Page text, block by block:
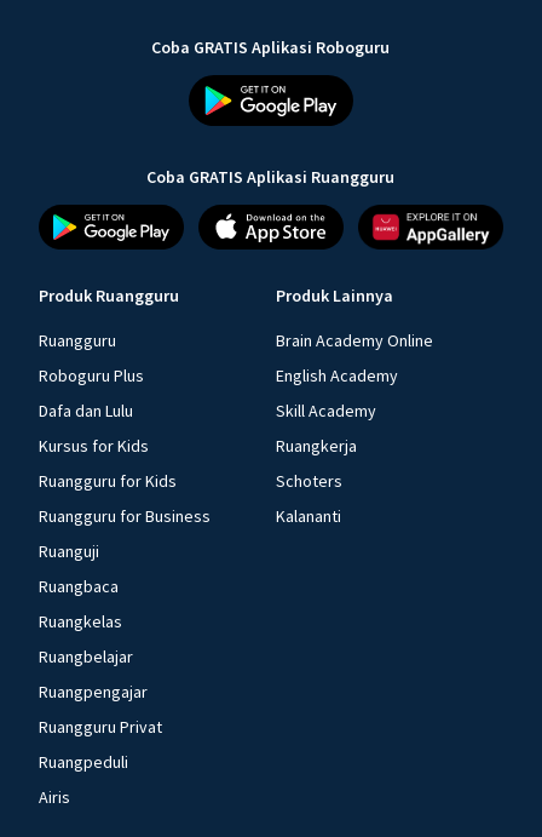
Coba GRATIS Aplikasi Roboguru
Coba GRATIS Aplikasi Ruangguru
Produk Ruangguru
Ruangguru
Roboguru Plus
Dafa dan Lulu
Kursus for Kids
Ruangguru for Kids
Ruangguru for Business
Ruanguji
Ruangbaca
Ruangkelas
Ruangbelajar
Ruangpengajar
Ruangguru Privat
Ruangpeduli
Airis
Produk Lainnya
Brain Academy Online
English Academy
Skill Academy
Ruangkerja
Schoters
Kalananti